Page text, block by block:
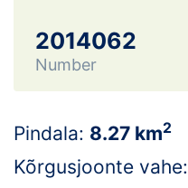
Noored
Loha
EOL
2014062
Number
Pindala: 8.27 km2
Kõrgusjoonte vahe: